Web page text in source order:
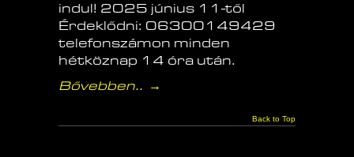
indul! 2025 június 11-től
Érdeklődni: 06300149429
telefonszámon minden
hétköznap 14 óra után.
Bővebben..
→
Back to Top